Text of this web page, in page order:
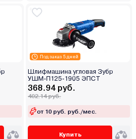
Под заказ 5 дней
Шлифмашина угловая Зубр
УШМ-П125-1905 ЭПСТ
368.94 руб.
402.14 руб.
от 10 руб. руб./мес.
Купить